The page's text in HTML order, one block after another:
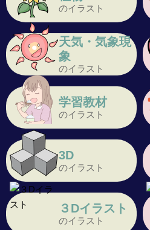
のイラスト
天気・気象現
象
のイラスト
学習教材
のイラスト
3D
のイラスト
３Dイラスト
のイラスト